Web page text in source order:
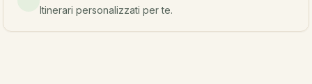
Itinerari personalizzati per te.